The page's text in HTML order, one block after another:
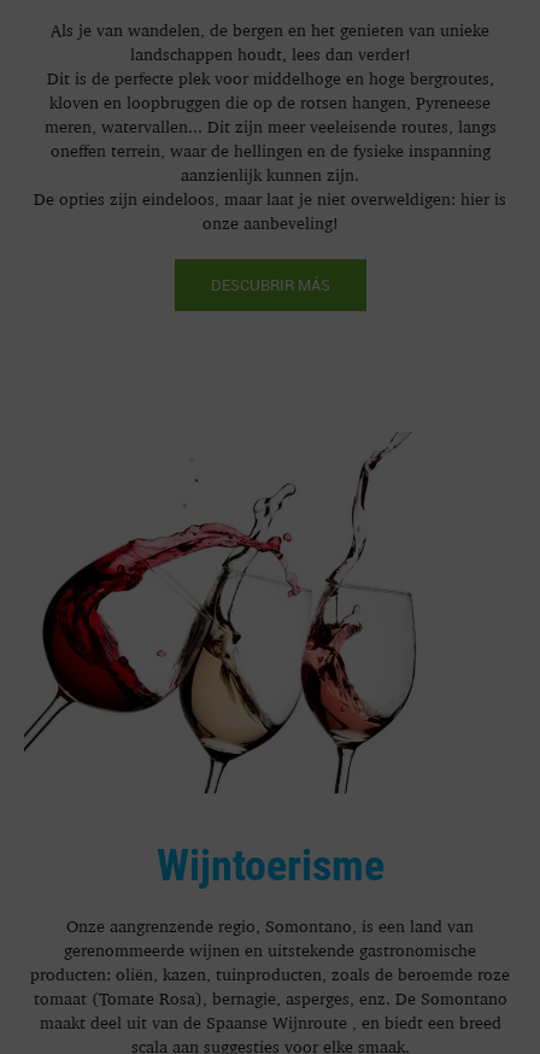
Als je van wandelen, de bergen en het genieten van unieke
landschappen houdt, lees dan verder!
Dit is de perfecte plek voor middelhoge en hoge bergroutes,
kloven en loopbruggen die op de rotsen hangen, Pyreneese
meren, watervallen... Dit zijn meer veeleisende routes, langs
oneffen terrein, waar de hellingen en de fysieke inspanning
aanzienlijk kunnen zijn.
De opties zijn eindeloos, maar laat je niet overweldigen: hier is
onze aanbeveling!
DESCUBRIR MÁS
Wijntoerisme
Onze aangrenzende regio, Somontano, is een land van
gerenommeerde wijnen en uitstekende gastronomische
producten: oliën, kazen, tuinproducten, zoals de beroemde roze
tomaat (Tomate Rosa), bernagie, asperges, enz. De Somontano
maakt deel uit van de Spaanse Wijnroute , en biedt een breed
scala aan suggesties voor elke smaak.